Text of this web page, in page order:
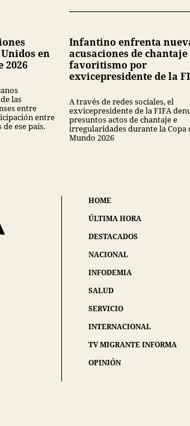
en
2026
las
entre
entre
ese país.
Infantino enfrenta
acusaciones de chantaje
favoritismo por
exvicepresidente de la
A través de redes sociales, el
exvicepresidente de la FIFA
presuntos actos de chantaje e
irregularidades durante la Copa
Mundo 2026
HOME
ÚLTIMA HORA
DESTACADOS
NACIONAL
INFODEMIA
SALUD
SERVICIO
INTERNACIONAL
TV MIGRANTE INFORMA
OPINIÓN